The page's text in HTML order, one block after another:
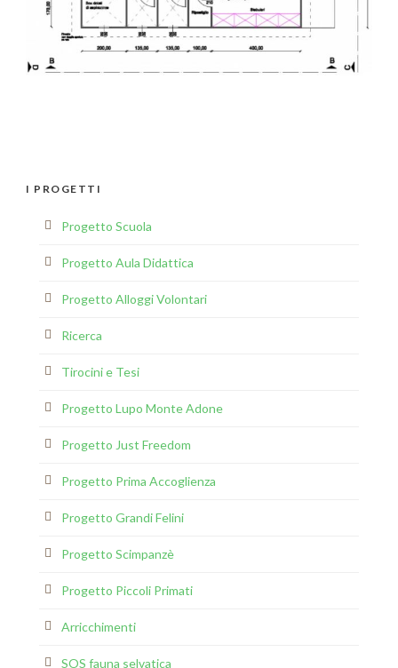
I PROGETTI
Progetto Scuola
Progetto Aula Didattica
Progetto Alloggi Volontari
Ricerca
Tirocini e Tesi
Progetto Lupo Monte Adone
Progetto Just Freedom
Progetto Prima Accoglienza
Progetto Grandi Felini
Progetto Scimpanzè
Progetto Piccoli Primati
Arricchimenti
SOS fauna selvatica